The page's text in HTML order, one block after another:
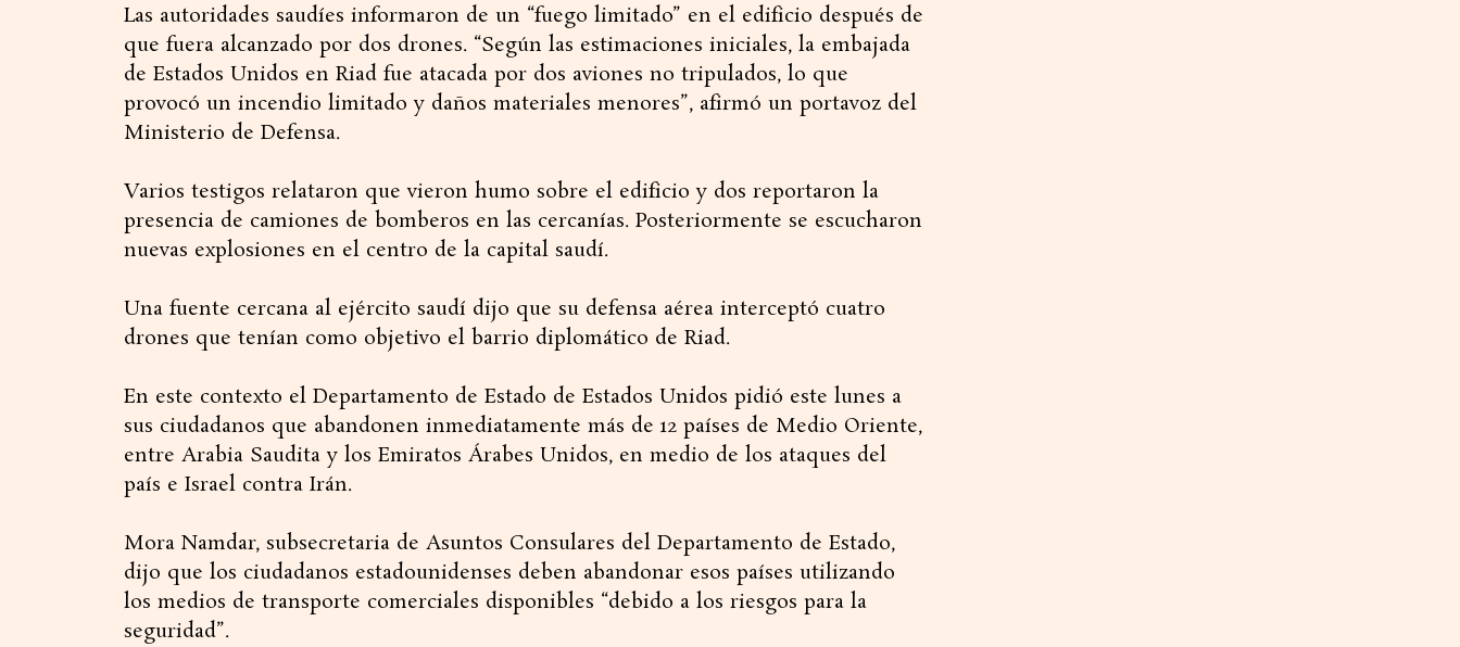
Las autoridades saudíes informaron de un “fuego limitado” en el edificio después de
que fuera alcanzado por dos drones. “Según las estimaciones iniciales, la embajada
de Estados Unidos en Riad fue atacada por dos aviones no tripulados, lo que
provocó un incendio limitado y daños materiales menores”, afirmó un portavoz del
Ministerio de Defensa.
Varios testigos relataron que vieron humo sobre el edificio y dos reportaron la
presencia de camiones de bomberos en las cercanías. Posteriormente se escucharon
nuevas explosiones en el centro de la capital saudí.
Una fuente cercana al ejército saudí dijo que su defensa aérea interceptó cuatro
drones que tenían como objetivo el barrio diplomático de Riad.
En este contexto el Departamento de Estado de Estados Unidos pidió este lunes a
sus ciudadanos que abandonen inmediatamente más de 12 países de Medio Oriente,
entre Arabia Saudita y los Emiratos Árabes Unidos, en medio de los ataques del
país e Israel contra Irán.
Mora Namdar, subsecretaria de Asuntos Consulares del Departamento de Estado,
dijo que los ciudadanos estadounidenses deben abandonar esos países utilizando
los medios de transporte comerciales disponibles “debido a los riesgos para la
seguridad”.